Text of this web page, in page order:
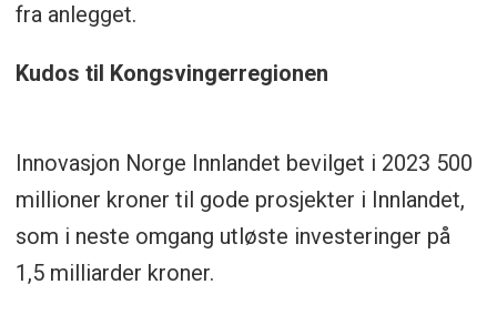
fra anlegget.
Kudos til Kongsvingerregionen
Innovasjon Norge Innlandet bevilget i 2023 500
millioner kroner til gode prosjekter i Innlandet,
som i neste omgang utløste investeringer på
1,5 milliarder kroner.